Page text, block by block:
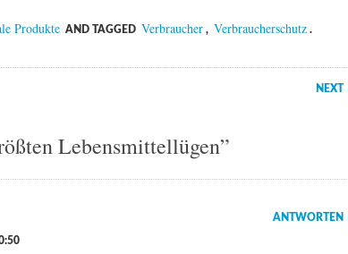
Produkte AND TAGGED Verbraucher , Verbraucherschutz .
NEXT
Lebensmittellügen”
ANTWORTEN